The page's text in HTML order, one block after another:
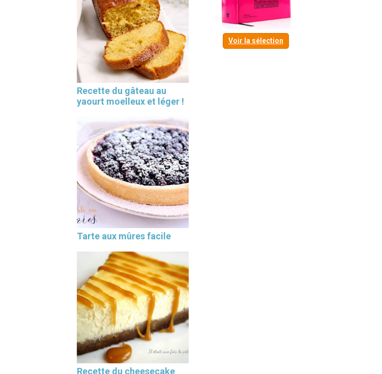
Recette du gâteau au
yaourt moelleux et léger !
Tarte aux mûres facile
Recette du cheesecake
Voir la sélection